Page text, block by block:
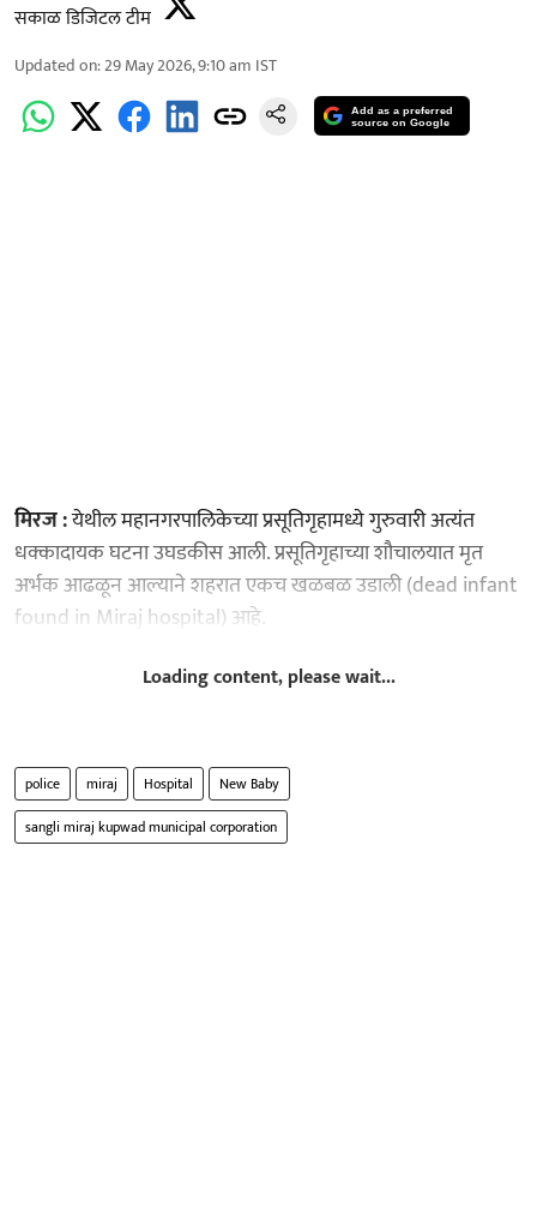
सकाळ डिजिटल टीम
Updated on:29 May 2026, 9:10 am IST
Add as a preferred
source on Google
मिरज :येथील महानगरपालिकेच्या प्रसूतिगृहामध्ये गुरुवारी अत्यंत
धक्कादायक घटना उघडकीस आली. प्रसूतिगृहाच्या शौचालयात मृत
अर्भक आढळून आल्याने शहरात एकच खळबळ उडाली (dead infant
found in Miraj hospital) आहे.
Loading content, please wait...
police miraj Hospital
New Baby
sangli miraj kupwad municipal corporation